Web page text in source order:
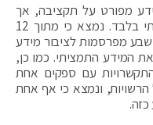
מפורט על תקציבה, אך
הרשויות מחויבות לפרסם מידע תמציתי בלבד. נמצא כי מתוך 12
מפרסמות לציבור מידע
המידע התמציתי. כמו כן,
עם ספקים אחת
הרשויות, ונמצא כי אף אחת